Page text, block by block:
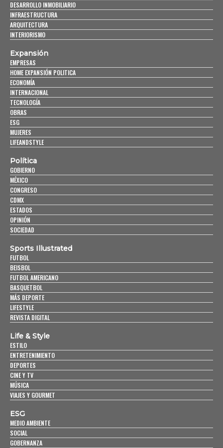
DESARROLLO INMOBILIARIO
INFRAESTRUCTURA
ARQUITECTURA
INTERIORISMO
Expansión
EMPRESAS
HOME EXPANSIÓN POLITICA
ECONOMÍA
INTERNACIONAL
TECNOLOGÍA
OBRAS
ESG
MUJERES
LIFEANDSTYLE
Política
GOBIERNO
MÉXICO
CONGRESO
CDMX
ESTADOS
OPINIÓN
SOCIEDAD
Sports Illustrated
FUTBOL
BEISBOL
FUTBOL AMERICANO
BASQUETBOL
MÁS DEPORTE
LIFESTYLE
REVISTA DIGITAL
Life & Style
ESTILO
ENTRETENIMIENTO
DEPORTES
CINE Y TV
MÚSICA
VIAJES Y GOURMET
ESG
MEDIO AMBIENTE
SOCIAL
GOBERNANZA